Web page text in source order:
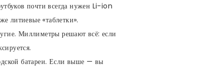
почти всегда нужен Li-ion
литиевые «таблетки».
Миллиметры решают всё: если
батареи. Если выше — вы